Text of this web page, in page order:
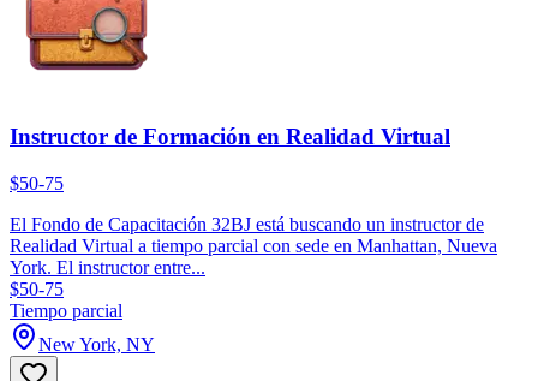
Instructor de Formación en Realidad Virtual
$50-75
El Fondo de Capacitación 32BJ está buscando un instructor de
Realidad Virtual a tiempo parcial con sede en Manhattan, Nueva
York. El instructor entre...
$50-75
Tiempo parcial
New York, NY